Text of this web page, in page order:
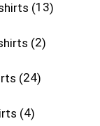
13
2
24
4